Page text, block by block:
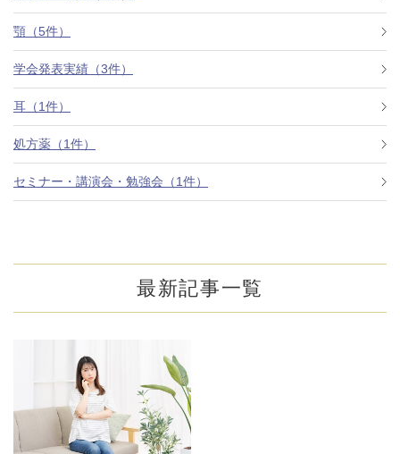
よくあるご質問
美容ブログ
顎（5件）
学会発表実績（3件）
耳（1件）
処方薬（1件）
セミナー・講演会・勉強会（1件）
最新記事一覧